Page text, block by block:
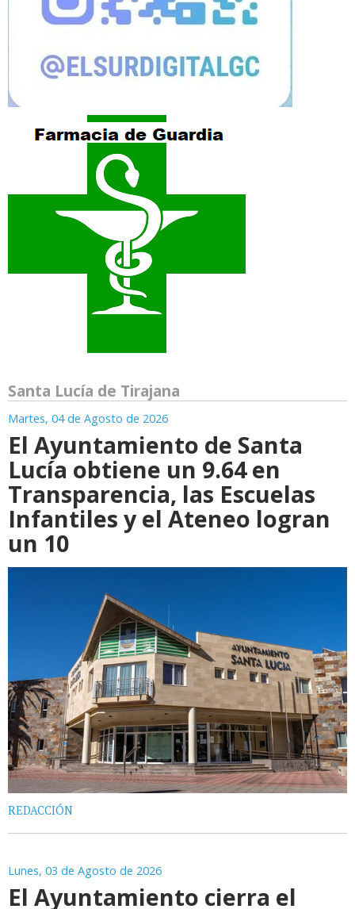
Santa Lucía de Tirajana
Martes, 04 de Agosto de 2026
El Ayuntamiento de Santa
Lucía obtiene un 9.64 en
Transparencia, las Escuelas
Infantiles y el Ateneo logran
un 10
REDACCIÓN
Lunes, 03 de Agosto de 2026
El Ayuntamiento cierra el